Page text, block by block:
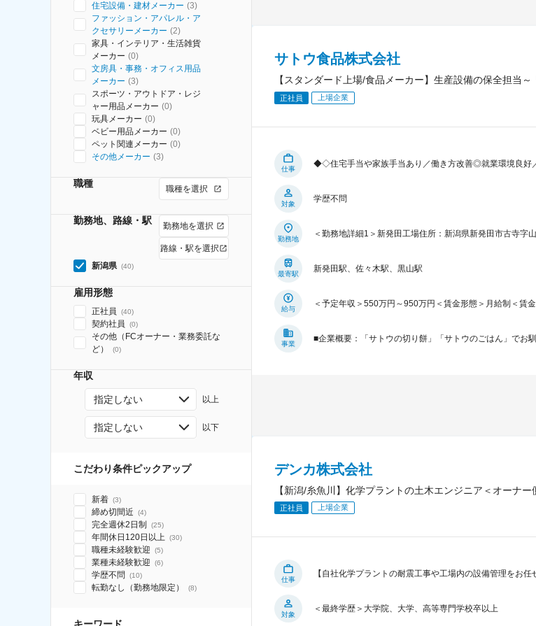
住宅設備・建材メーカー (3)
ファッション・アパレル・ア
クセサリーメーカー (2)
家具・インテリア・生活雑貨
メーカー (0)
文房具・事務・オフィス用品
メーカー (3)
スポーツ・アウトドア・レジ
ャー用品メーカー (0)
玩具メーカー (0)
ベビー用品メーカー (0)
ペット関連メーカー (0)
その他メーカー (3)
職種 職種を選択
勤務地、路線・駅 勤務地を選択
路線・駅を選択
新潟県 (40)
雇用形態
正社員 (40)
契約社員 (0)
その他（FCオーナー・業務委託な
ど）
(0)
年収
指定しない 以上
指定しない 以下
こだわり条件ピックアップ
新着 (3)
締め切間近 (4)
完全週休2日制 (25)
年間休日120日以上 (30)
職種未経験歓迎 (5)
業種未経験歓迎 (6)
学歴不問 (10)
転勤なし（勤務地限定） (8)
サトウ食品株式会社
【スタンダード上場/食品メーカー】生産設備の保全担当
正社員 上場企業
仕事
◆◇住宅手当や家族手当あり／働き方改善◎就業環境良好
対象
学歴不問
勤務地
＜勤務地詳細1＞新発田工場住所：新潟県新発田市古寺字
最寄駅
新発田駅、佐々木駅、黒山駅
給与
＜予定年収＞550万円～950万円＜賃金形態＞月給制＜賃
事業
■企業概要：「サトウの切り餅」「サトウのごはん」でお
デンカ株式会社
【新潟/糸魚川】化学プラントの土木エンジニア＜オーナ
正社員 上場企業
仕事
【自社化学プラントの耐震工事や工場内の設備管理をお
対象
＜最終学歴＞大学院、大学、高等専門学校卒以上